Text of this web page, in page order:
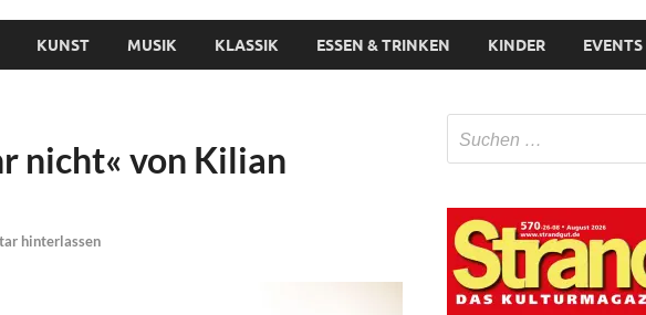
KUNST MUSIK KLASSIK ESSEN & TRINKEN KINDER EVENTS
nicht« von Kilian
hinterlassen